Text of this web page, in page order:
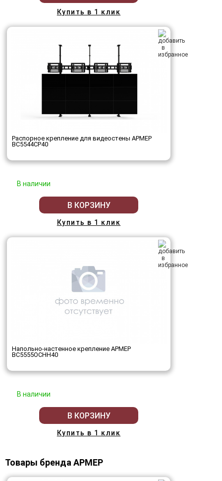
Купить в 1 клик
Распорное крепление для видеостены АРМЕР
ВС5544СР40
В наличии
В КОРЗИНУ
Купить в 1 клик
Напольно-настенное крепление АРМЕР
ВС5555ОСНН40
В наличии
В КОРЗИНУ
Купить в 1 клик
Товары бренда АРМЕР